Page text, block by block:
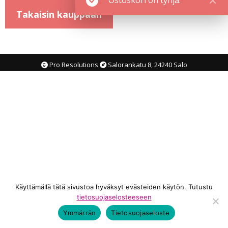
Takaisin kauppaan
Pro Resolutions Salorankatu 8, 24240 Salo
Käyttämällä tätä sivustoa hyväksyt evästeiden käytön. Tutustu
tietosuojaselosteeseen
Ymmärrän
Tietosuojaseloste